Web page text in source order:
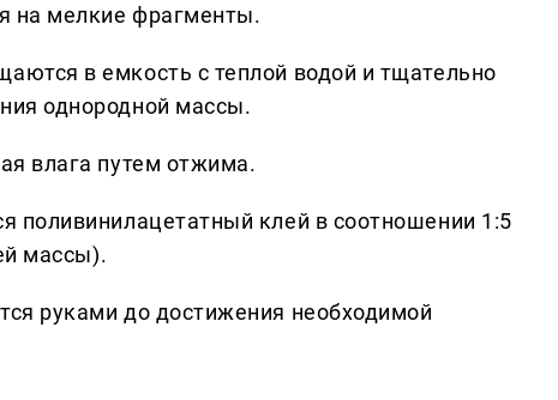
на мелкие фрагменты.
в емкость с теплой водой и тщательно
однородной массы.
влага путем отжима.
поливинилацетатный клей в соотношении 1:5
массы).
руками до достижения необходимой